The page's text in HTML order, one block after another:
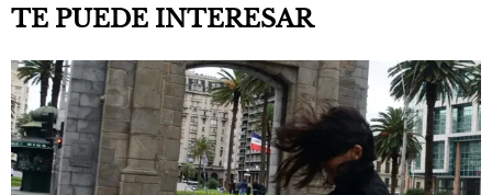
TE PUEDE INTERESAR